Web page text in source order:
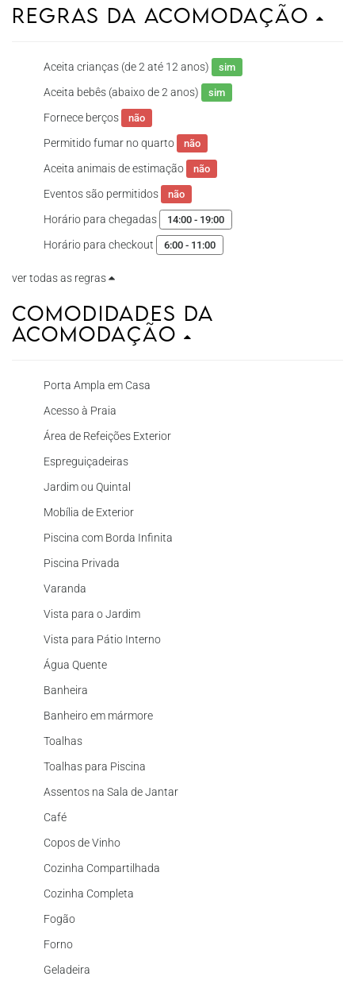
Regras da Acomodação
Aceita crianças (de 2 até 12 anos) sim
Aceita bebês (abaixo de 2 anos) sim
Fornece berços não
Permitido fumar no quarto não
Aceita animais de estimação não
Eventos são permitidos não
Horário para chegadas 14:00 - 19:00
Horário para checkout 6:00 - 11:00
ver todas as regras
Comodidades da
Acomodação
Porta Ampla em Casa
Acesso à Praia
Área de Refeições Exterior
Espreguiçadeiras
Jardim ou Quintal
Mobília de Exterior
Piscina com Borda Infinita
Piscina Privada
Varanda
Vista para o Jardim
Vista para Pátio Interno
Água Quente
Banheira
Banheiro em mármore
Toalhas
Toalhas para Piscina
Assentos na Sala de Jantar
Café
Copos de Vinho
Cozinha Compartilhada
Cozinha Completa
Fogão
Forno
Geladeira